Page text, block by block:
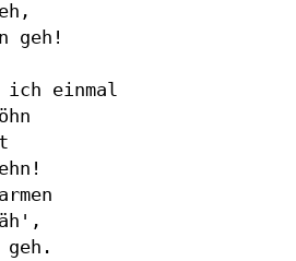
geh!
ich einmal